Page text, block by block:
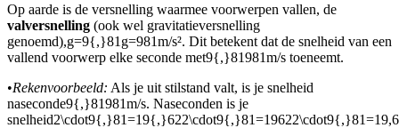
Op aarde is de versnelling waarmee voorwerpen vallen, de
valversnelling (ook wel gravitatieversnelling
genoemd),g=9{,}81g=981m/s². Dit betekent dat de snelheid van een
vallend voorwerp elke seconde met9{,}81981m/s toeneemt.
•Rekenvoorbeeld: Als je uit stilstand valt, is je snelheid
naseconde9{,}81981m/s. Naseconden is je
snelheid